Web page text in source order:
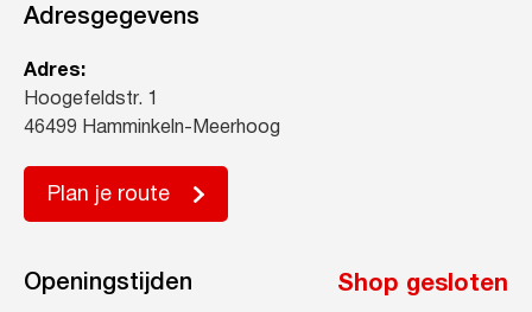
Adresgegevens
Adres:
Hoogefeldstr. 1
46499 Hamminkeln-Meerhoog
Plan je route
Openingstijden Shop gesloten